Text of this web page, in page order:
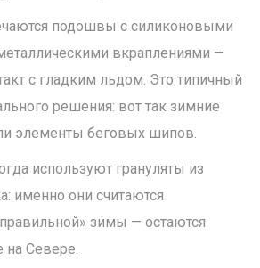
подошвы с силиконовыми
вкраплениями —
с гладким льдом. Это типичный
решения: вот так зимние
элементы беговых шипов.
используют грануляты из
именно они считаются
зимы — остаются
на Севере.